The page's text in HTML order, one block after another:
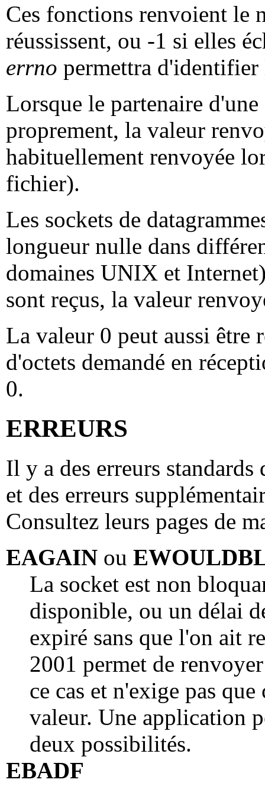
Ces fonctions renvoient le
réussissent, ou -1 si elles
errno permettra d'identifier
Lorsque le partenaire
proprement, la valeur
habituellement renvoyée
fichier).
Les sockets de
longueur nulle dans
domaines UNIX et
sont reçus, la valeur
La valeur 0 peut aussi être
d'octets demandé en
0.
ERREURS
Il y a des erreurs standards
et des erreurs
Consultez leurs pages de
EAGAIN ou
La socket est non
disponible, ou un délai
expiré sans que l'on ait
2001 permet de
ce cas et n'exige pas
valeur. Une application
deux possibilités.
EBADF